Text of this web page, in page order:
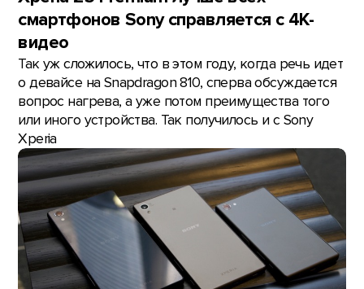
смартфонов Sony справляется с 4К-
видео
Так уж сложилось, что в этом году, когда речь идет
о девайсе на Snapdragon 810, сперва обсуждается
вопрос нагрева, а уже потом преимущества того
или иного устройства. Так получилось и с Sony
Xperia